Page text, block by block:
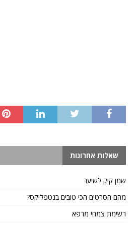
שאלות אחרונות
שמן קיק לשיער
מהם הסרטים הכי טובים בנטפליקס?
רשימת צמחי מרפא